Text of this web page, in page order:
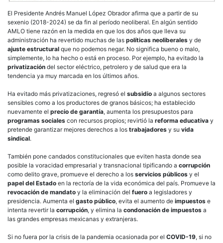
El Presidente Andrés Manuel López Obrador afirma que a partir de su
sexenio (2018-2024) se da fin al período neoliberal. En algún sentido
AMLO tiene razón en la medida en que los dos años que lleva su
administración ha revertido muchas de las políticas neoliberales y de
ajuste estructural que no podemos negar. No significa bueno o malo,
simplemente, lo ha hecho o está en proceso. Por ejemplo, ha evitado la
privatización del sector eléctrico, petrolero y de salud que era la
tendencia ya muy marcada en los últimos años.
Ha evitado más privatizaciones, regresó el subsidio a algunos sectores
sensibles como a los productores de granos básicos; ha establecido
nuevamente el precio de garantía, aumenta los presupuestos para
programas sociales con recursos propios; revirtió la reforma educativa y
pretende garantizar mejores derechos a los trabajadores y su vida
sindical.
También pone candados constitucionales que eviten hasta donde sea
posible la voracidad empresarial y transnacional tipificando a corrupción
como delito grave, promueve el derecho a los servicios públicos y el
papel del Estado en la rectoría de la vida económica del país. Promueve la
revocación de mandato y la eliminación del fuero a legisladores y
presidencia. Aumenta el gasto público, evita el aumento de impuestos e
intenta revertir la corrupción, y elimina la condonación de impuestos a
las grandes empresas mexicanas y extranjeras.
Si no fuera por la crisis de la pandemia ocasionada por el COVID-19, si no